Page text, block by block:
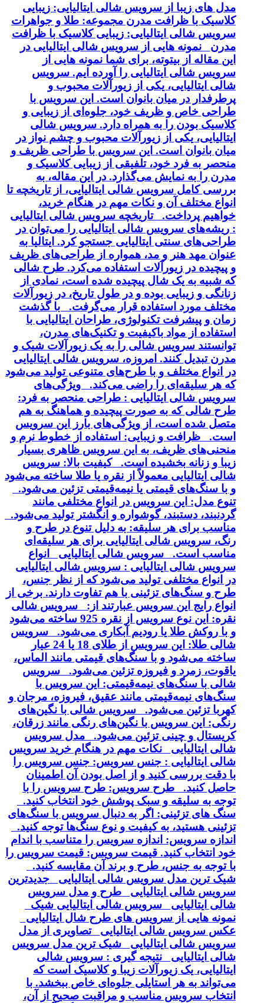
مدل های زیبا از سرویس شالی ایتالیایی: زیبایی
کلاسیک با ظرافت مدرن مجموعه: طلا و جواهرات
سرویس شالی ایتالیایی: زیبایی کلاسیک با ظرافت
مدرن نمونه هایی از سرویس شالی ایتالیایی در
این مقاله از بیتوته، برای شما نمونه هایی از
سرویس شالی ایتالیایی را آورده ایم. سرویس
شالی ایتالیایی، یکی از زیورآلات محبوب و
پرطرفدار در میان بانوان است. این سرویس با
طراحی خاص و ظریف خود، جلوه‌ای از زیبایی و
کلاسیک بودن را به همراه دارد. سرویس شالی
ایتالیایی، یکی از زیورآلات محبوب و چشم نواز در
میان بانوان است. این سرویس با طراحی ظریف و
منحصر به فرد خود، تلفیقی از زیبایی کلاسیک و
مدرن را به نمایش می‌گذارد. در این مقاله، به
بررسی کامل سرویس شالی ایتالیایی، از تاریخچه تا
انواع مختلف آن و نکات مهم در هنگام خرید،
خواهیم پرداخت. تاریخچه سرویس شالی ایتالیایی
: ریشه‌های سرویس شالی ایتالیایی را می‌توان در
طراحی‌های سنتی ایتالیایی جستجو کرد. ایتالیا به
عنوان مهد هنر و مد، همواره از طراحی‌های ظریف
و پیچیده در زیورآلات استفاده می‌کرد. طرح شالی
که شبیه به یک شال پیچیده شده است، نمادی از
زنانگی و زیبایی بوده و در طول تاریخ، در زیورآلات
مختلف مورد استفاده قرار می‌گرفت. با گذشت
زمان و پیشرفت تکنولوژی، طراحان ایتالیایی با
استفاده از مواد باکیفیت و تکنیک‌های مدرن،
توانستند سرویس شالی را به یک زیورآلات شیک و
مدرن تبدیل کنند. امروزه، سرویس شالی ایتالیایی
در انواع مختلف و با طرح‌های متنوعی تولید می‌شود
که هر سلیقه‌ای را راضی می‌کند. ویژگی‌های
سرویس شالی ایتالیایی : طراحی منحصر به فرد:
طرح شالی که به صورت پیچیده و هماهنگ به هم
متصل شده است، از ویژگی‌های بارز این سرویس
است. ظرافت و زیبایی: استفاده از خطوط نرم و
منحنی‌های ظریف، به این سرویس ظاهری بسیار
زیبا و زنانه بخشیده است. کیفیت بالا: سرویس
شالی ایتالیایی معمولاً از نقره یا طلا ساخته می‌شود
و با سنگ‌های قیمتی یا نیمه‌قیمتی تزئین می‌شود.
تنوع مدل: این سرویس در انواع مختلفی مانند
گردنبند، دستبند، گوشواره و انگشتر تولید می‌شود.
مناسب برای هر سلیقه: به دلیل تنوع در طرح و
رنگ، سرویس شالی ایتالیایی برای هر سلیقه‌ای
مناسب است. سرویس شالی ایتالیایی انواع
سرویس شالی ایتالیایی : سرویس شالی ایتالیایی
در انواع مختلفی تولید می‌شود که از نظر جنس،
طرح و سنگ‌های تزئینی با هم تفاوت دارند. برخی از
انواع رایج این سرویس عبارتند از: سرویس شالی
نقره: این نوع سرویس از نقره 925 ساخته می‌شود
و با روکش طلا یا رودیم آبکاری می‌شود. سرویس
شالی طلا: این سرویس از طلای 18 یا 24 عیار
ساخته می‌شود و با سنگ‌های قیمتی مانند الماس،
یاقوت، زمرد و فیروزه تزئین می‌شود. سرویس
شالی با سنگ‌های نیمه‌قیمتی: این سرویس با
سنگ‌های نیمه‌قیمتی مانند عقیق، فیروزه، مرجان و
کهربا تزئین می‌شود. سرویس شالی با نگین‌های
رنگی: این سرویس با نگین‌های رنگی مانند زرقان،
کریستال و چینی تزئین می‌شود. مدل سرویس
شالی ایتالیایی نکات مهم در هنگام خرید سرویس
شالی ایتالیایی : جنس سرویس: جنس سرویس را
با دقت بررسی کنید و از اصل بودن آن اطمینان
حاصل کنید. طرح سرویس: طرح سرویس را با
توجه به سلیقه و سبک پوشش خود انتخاب کنید.
سنگ های تزئینی: اگر به دنبال سرویس با سنگ‌های
تزئینی هستید، به کیفیت و نوع سنگ‌ها توجه کنید.
اندازه سرویس: اندازه سرویس را متناسب با اندام
خود انتخاب کنید. قیمت سرویس: قیمت سرویس را
با توجه به جنس، طرح و برند آن مقایسه کنید.
شیک ترین مدل سرویس شالی ایتالیایی جدیدترین
سرویس شالی ایتالیایی طرح و مدل سرویس
شالی ایتالیایی سرویس شالی ایتالیایی شیک
نمونه هایی از سرویس های طرح شال ایتالیایی
عکس سرویس شالی ایتالیایی تصاویری از مدل
سرویس شالی ایتالیایی شیک ترین مدل سرویس
شالی ایتالیایی نتیجه گیری : سرویس شالی
ایتالیایی، یک زیورآلات زیبا و کلاسیک است که
می‌تواند به هر استایلی جلوه‌ای خاص ببخشد. با
انتخاب سرویس مناسب و مراقبت صحیح از آن،